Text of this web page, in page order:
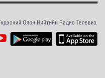
Олон Нийтийн Радио Телевиз.